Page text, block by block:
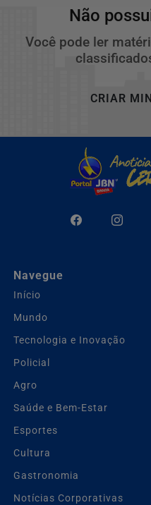
Não
Você pode ler
CRIAR
Navegue
Início
Mundo
Tecnologia e Inovação
Policial
Agro
Saúde e Bem-Estar
Esportes
Cultura
Gastronomia
Notícias Corporativas